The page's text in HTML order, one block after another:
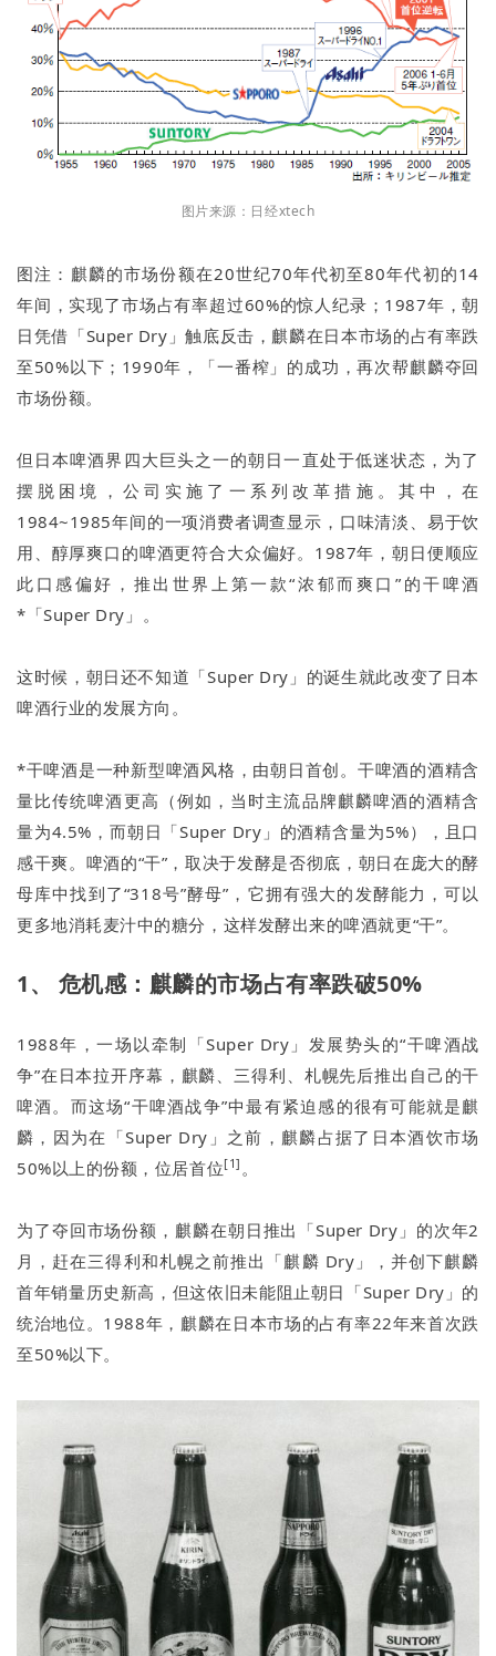
图片来源：日经xtech
图注：麒麟的市场份额在20世纪70年代初至80年代初的14
年间，实现了市场占有率超过60%的惊人纪录；1987年，朝
日凭借「Super Dry」触底反击，麒麟在日本市场的占有率跌
至50%以下；1990年，「一番榨」的成功，再次帮麒麟夺回
市场份额。
但日本啤酒界四大巨头之一的朝日一直处于低迷状态，为了
摆脱困境，公司实施了一系列改革措施。其中，在
1984~1985年间的一项消费者调查显示，口味清淡、易于饮
用、醇厚爽口的啤酒更符合大众偏好。1987年，朝日便顺应
此口感偏好，推出世界上第一款“浓郁而爽口”的干啤酒
*「Super Dry」。
这时候，朝日还不知道「Super Dry」的诞生就此改变了日本
啤酒行业的发展方向。
*干啤酒是一种新型啤酒风格，由朝日首创。干啤酒的酒精含
量比传统啤酒更高（例如，当时主流品牌麒麟啤酒的酒精含
量为4.5%，而朝日「Super Dry」的酒精含量为5%），且口
感干爽。啤酒的“干”，取决于发酵是否彻底，朝日在庞大的酵
母库中找到了“318号”酵母”，它拥有强大的发酵能力，可以
更多地消耗麦汁中的糖分，这样发酵出来的啤酒就更“干”。
1、 危机感：麒麟的市场占有率跌破50%
1988年，一场以牵制「Super Dry」发展势头的“干啤酒战
争”在日本拉开序幕，麒麟、三得利、札幌先后推出自己的干
啤酒。而这场“干啤酒战争”中最有紧迫感的很有可能就是麒
麟，因为在「Super Dry」之前，麒麟占据了日本酒饮市场
50%以上的份额，位居首位[1] 。
为了夺回市场份额，麒麟在朝日推出「Super Dry」的次年2
月，赶在三得利和札幌之前推出「麒麟 Dry」，并创下麒麟
首年销量历史新高，但这依旧未能阻止朝日「Super Dry」的
统治地位。1988年，麒麟在日本市场的占有率22年来首次跌
至50%以下。